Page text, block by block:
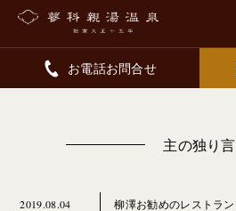
お電話お問合せ
主の独り言
2019.08.04 柳澤お勧めのレストラン